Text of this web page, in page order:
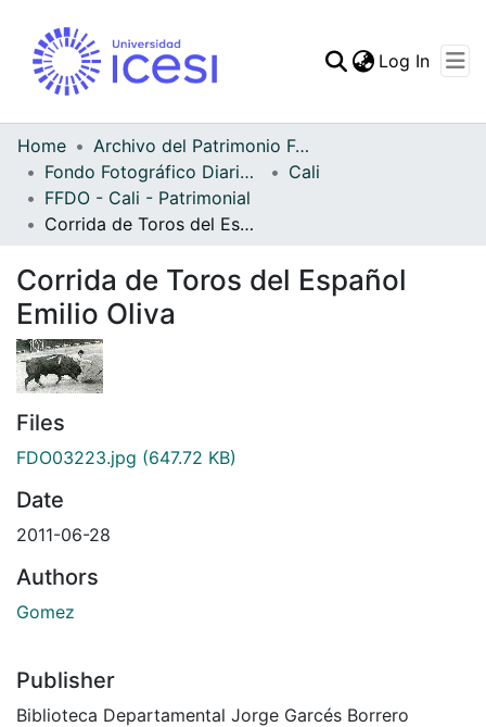
Statistics
Log In
Home
Archivo del Patrimonio Fotográfico y Fílmico del Valle del Cauca
Fondo Fotográfico Diario Occidente
Cali
FFDO - Cali - Patrimonial
Corrida de Toros del Español Emilio Oliva
Corrida de Toros del Español
Emilio Oliva
Files
FDO03223.jpg (647.72 KB)
Date
2011-06-28
Authors
Gomez
Publisher
Biblioteca Departamental Jorge Garcés Borrero